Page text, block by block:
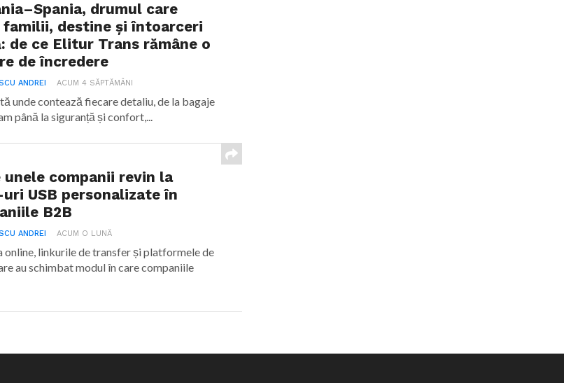
drumul care
familii, destine și întoarceri
de ce Elitur Trans rămâne o
de încredere
ANDREI ACUM 4 SĂPTĂMÂNI
unde contează fiecare detaliu, de la bagaje
până la siguranță și confort,...
unele companii revin la
USB personalizate în
B2B
ANDREI ACUM O LUNĂ
online, linkurile de transfer și platformele de
au schimbat modul în care companiile